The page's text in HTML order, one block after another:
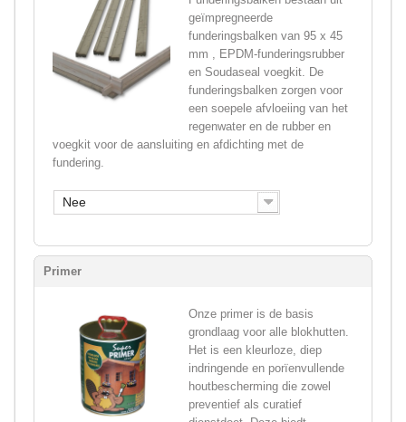
geïmpregneerde
funderingsbalken van 95 x 45
mm , EPDM-funderingsrubber
en Soudaseal voegkit. De
funderingsbalken zorgen voor
een soepele afvloeiing van het
regenwater en de rubber en
voegkit voor de aansluiting en afdichting met de
fundering.
Nee
Primer
Onze primer is de basis
grondlaag voor alle blokhutten.
Het is een kleurloze, diep
indringende en porïenvullende
houtbescherming die zowel
preventief als curatief